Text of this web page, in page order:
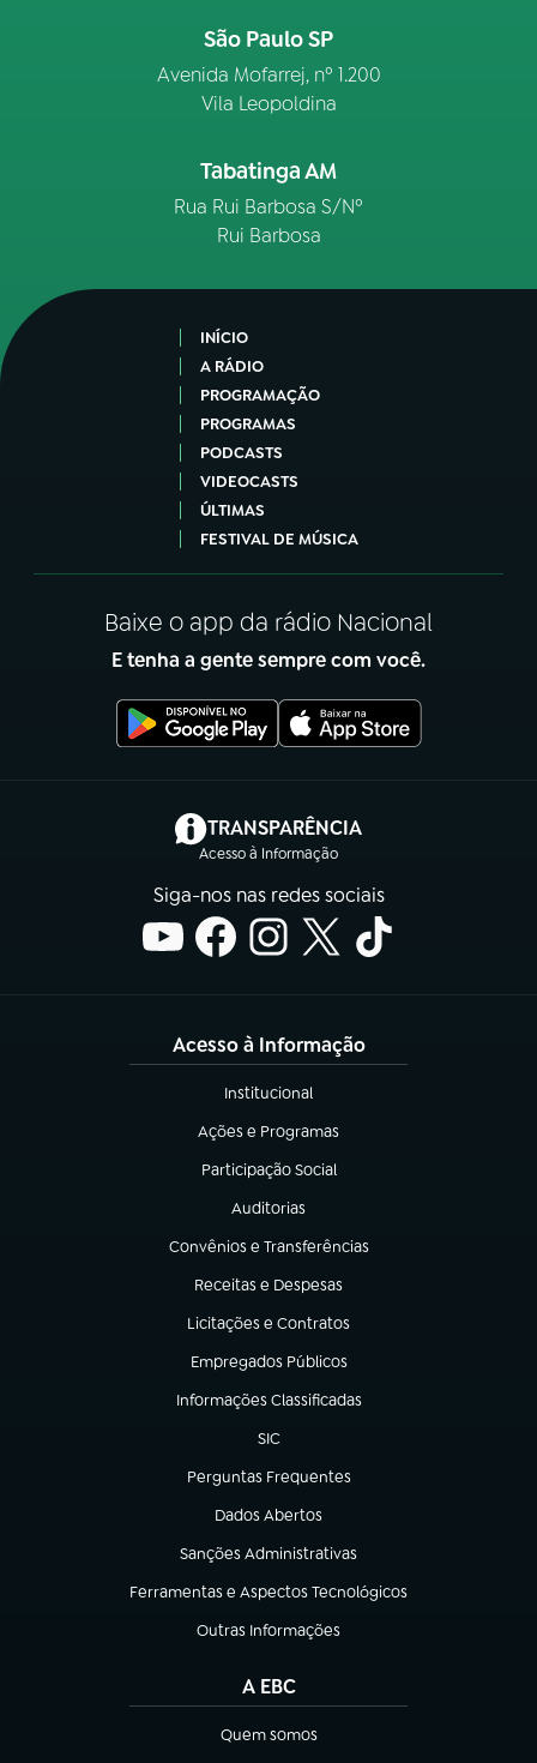
São Paulo SP
Avenida Mofarrej, nº 1.200
Vila Leopoldina
Tabatinga AM
Rua Rui Barbosa S/Nº
Rui Barbosa
INÍCIO
A RÁDIO
PROGRAMAÇÃO
PROGRAMAS
PODCASTS
VIDEOCASTS
ÚLTIMAS
FESTIVAL DE MÚSICA
Baixe o app da rádio Nacional
E tenha a gente sempre com você.
TRANSPARÊNCIA
Acesso à Informação
(abre em nova aba)
Siga-nos nas redes sociais
Acesso à Informação
Institucional
(abre em nova aba)
Ações e Programas
(abre em nova aba)
Participação Social
(abre em nova aba)
Auditorias
(abre em nova aba)
Convênios e Transferências
(abre em nova aba)
Receitas e Despesas
(abre em nova aba)
Licitações e Contratos
(abre em nova aba)
Empregados Públicos
(abre em nova aba)
Informações Classificadas
(abre em nova aba)
SIC
(abre em nova aba)
Perguntas Frequentes
(abre em nova aba)
Dados Abertos
(abre em nova aba)
Sanções Administrativas
(abre em nova aba)
Ferramentas e Aspectos Tecnológicos
(abre em nova aba)
Outras Informações
(abre em nova aba)
A EBC
Quem somos
(abre em nova aba)